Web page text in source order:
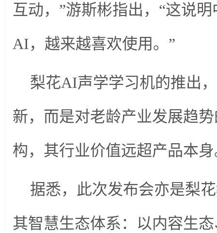
互动，”游斯彬指出，“这说
AI，越来越喜欢使用。”
梨花AI声学学习机的推出
新，而是对老龄产业发展趋
构，其行业价值远超产品本
据悉，此次发布会亦是梨
其智慧生态体系：以内容生